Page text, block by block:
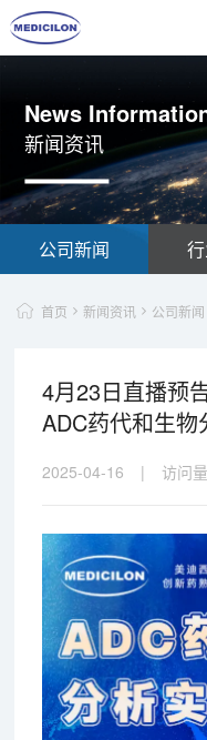
News
新闻资讯
公司新闻
首页 新闻资讯 公司新闻
4月23日直播预
ADC药代和生
2025-04-16 | 访问量